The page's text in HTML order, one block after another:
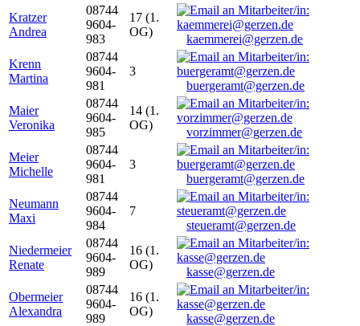
Kratzer
Andrea
08744
9604-
983
17 (1.
OG)
kaemmerei@gerzen.de
Krenn
Martina
08744
9604-
981
3
buergeramt@gerzen.de
Maier
Veronika
08744
9604-
985
14 (1.
OG)
vorzimmer@gerzen.de
Meier
Michelle
08744
9604-
981
3
buergeramt@gerzen.de
Neumann
Maxi
08744
9604-
984
7
steueramt@gerzen.de
Niedermeier
Renate
08744
9604-
989
16 (1.
OG)
kasse@gerzen.de
Obermeier
Alexandra
08744
9604-
989
16 (1.
OG)
kasse@gerzen.de